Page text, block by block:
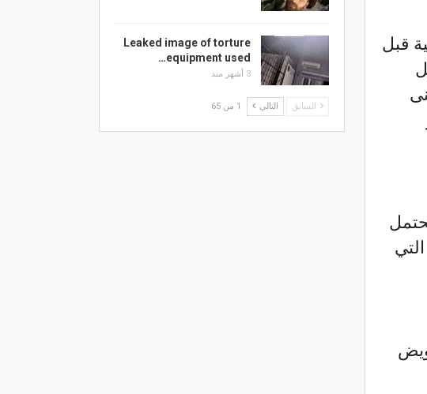
قبل
Leaked image of torture
equipment used…
3 أشهر منذ
السابق التالي 1 من 65